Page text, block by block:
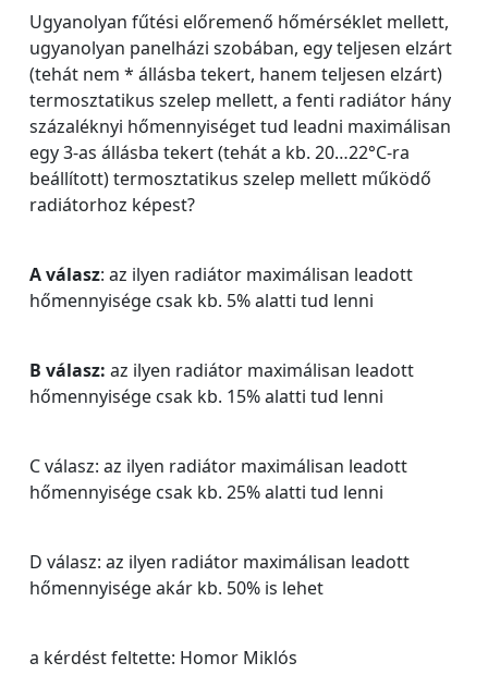
Ugyanolyan fűtési előremenő hőmérséklet mellett,
ugyanolyan panelházi szobában, egy teljesen elzárt
(tehát nem * állásba tekert, hanem teljesen elzárt)
termosztatikus szelep mellett, a fenti radiátor hány
százaléknyi hőmennyiséget tud leadni maximálisan
egy 3-as állásba tekert (tehát a kb. 20…22°C-ra
beállított) termosztatikus szelep mellett működő
radiátorhoz képest?
A válasz: az ilyen radiátor maximálisan leadott
hőmennyisége csak kb. 5% alatti tud lenni
B válasz: az ilyen radiátor maximálisan leadott
hőmennyisége csak kb. 15% alatti tud lenni
C válasz: az ilyen radiátor maximálisan leadott
hőmennyisége csak kb. 25% alatti tud lenni
D válasz: az ilyen radiátor maximálisan leadott
hőmennyisége akár kb. 50% is lehet
a kérdést feltette: Homor Miklós